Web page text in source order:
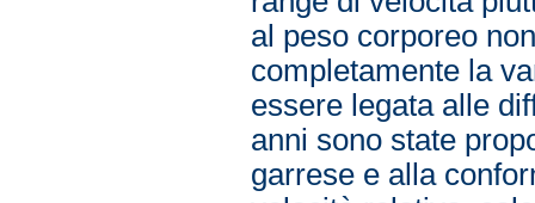
al peso corporeo
completamente la
essere legata alle
anni sono state
garrese e alla